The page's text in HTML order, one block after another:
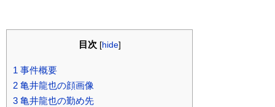
目次 [hide]
1 事件概要
2 亀井龍也の顔画像
3 亀井龍也の勤め先